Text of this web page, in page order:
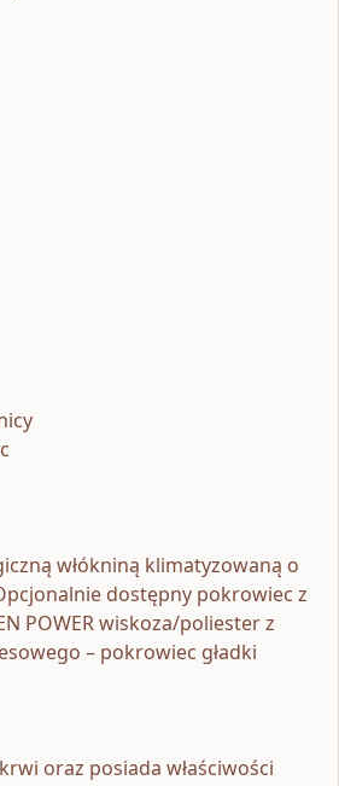
włókniną klimatyzowaną o
dostępny pokrowiec z
POWER wiskoza/poliester z
– pokrowiec gładki
oraz posiada właściwości